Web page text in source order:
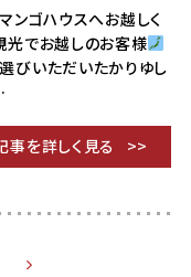
ンゴハウスへお越しく
光でお越しのお客様
びいただいたかりゆし
事を詳しく見る